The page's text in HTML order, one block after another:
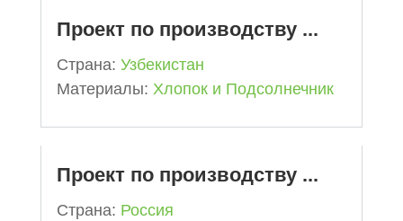
Проект по производству ...
Cтрана: Узбекистан
Mатериалы: Хлопок и Подсолнечник
Проект по производству ...
Cтрана: Россия